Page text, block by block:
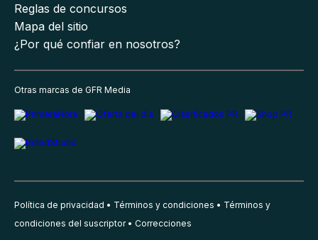
Reglas de concursos
Mapa del sitio
¿Por qué confiar en nosotros?
Otras marcas de GFR Media
Política de privacidad Términos y condiciones
Términos y
condiciones del suscriptor
Correcciones